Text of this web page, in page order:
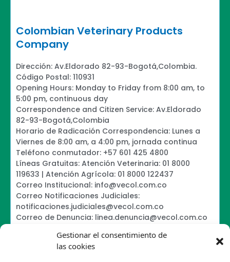
Gestionar el consentimiento de
las cookies
Colombian Veterinary Products
Company
Dirección: Av.Eldorado 82-93-Bogotá,Colombia.
Código Postal: 110931
Opening Hours: Monday to Friday from 8:00 am, to
5:00 pm, continuous day
Correspondence and Citizen Service: Av.Eldorado
82-93-Bogotá,Colombia
Horario de Radicación Correspondencia: Lunes a
Viernes de 8:00 am, a 4:00 pm, jornada continua
Teléfono conmutador: +57 601 425 4800
Líneas Gratuitas: Atención Veterinaria: 01 8000
119633 | Atención Agrícola: 01 8000 122437
Correo Institucional: info@vecol.com.co
Correo Notificaciones Judiciales:
notificaciones.judiciales@vecol.com.co
Correo de Denuncia: linea.denuncia@vecol.com.co
Política de Términos y Condiciones de Uso